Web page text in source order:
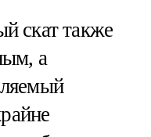
скат также
а